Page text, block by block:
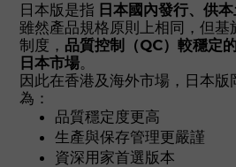
日本版是指 日本國內發行、供
雖然產品規格原則上相同，但基
制度， 品質控制（QC）較穩定
日本市場。
因此在香港及海外市場，日本
為：
品質穩定度更高
生產與保存管理更嚴謹
資深用家首選版本